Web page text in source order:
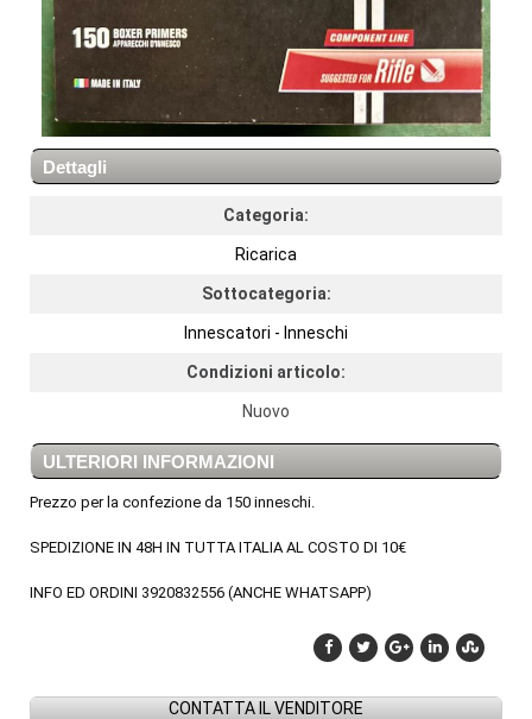
Dettagli
Categoria:
Ricarica
Sottocategoria:
Innescatori - Inneschi
Condizioni articolo:
Nuovo
ULTERIORI INFORMAZIONI
Prezzo per la confezione da 150 inneschi.
SPEDIZIONE IN 48H IN TUTTA ITALIA AL COSTO DI 10€
INFO ED ORDINI 3920832556 (ANCHE WHATSAPP)
CONTATTA IL VENDITORE